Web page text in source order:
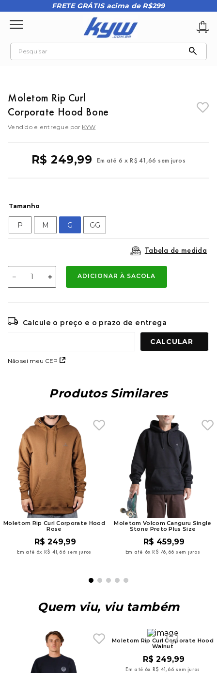
FRETE GRÁTIS acima de R$299
Pesquisar
Moletom Rip Curl
Corporate Hood Bone
Vendido e entregue por KYW
R$ 249,99 Em até 6 x R$ 41 ,66 sem juros
Tamanho
P M G GG
Tabela de medida
＋
－ ADICIONAR À SACOLA
Calcule o preço e o prazo de entrega
Não sei meu CEP
Produtos Similares
Moletom Rip Curl Corporate Hood
Rose
R$ 249,99
Em até 6x R$ 41, 66 sem juros
Moletom Volcom Canguru Single
Stone Preto Plus Size
R$ 459,99
Em até 6x R$ 76, 66 sem juros
Quem viu, viu também
Moletom Rip Curl Corporate Hood
Walnut
R$ 249,99
Em até 6x R$ 41, 66 sem juros
2º oakley
kenner
8º regata
9º mochila oakley